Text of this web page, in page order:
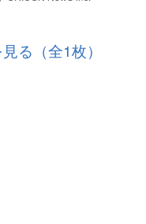
る（全1枚）